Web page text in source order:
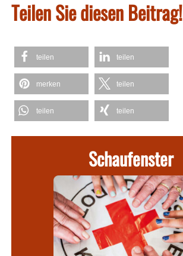
Teilen Sie diesen Beitrag!
teilen teilen
merken teilen
teilen teilen
Schaufenster